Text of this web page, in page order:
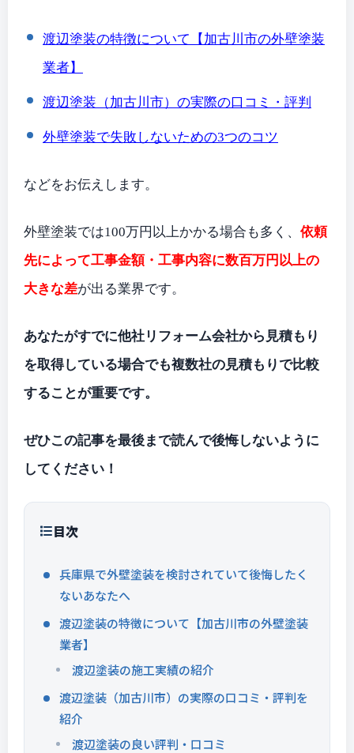
渡辺塗装の特徴について【加古川市の外壁塗装
業者】
渡辺塗装（加古川市） の実際の口コミ・評判
外壁塗装で失敗しないための3つのコツ
などをお伝えします。
外壁塗装では100万円以上かかる場合も多く、 依頼
先によって工事金額・工事内容に数百万円以上の
大きな差が出る業界です。
あなたがすでに他社リフォーム会社から見積もり
を取得している場合でも複数社の見積もりで比較
することが重要です。
ぜひこの記事を最後まで読んで後悔しないように
してください！
目次
兵庫県で外壁塗装を検討されていて後悔したく
ないあなたへ
渡辺塗装の特徴について【加古川市の外壁塗装
業者】
渡辺塗装の施工実績の紹介
渡辺塗装（加古川市）の実際の口コミ・評判を
紹介
渡辺塗装の良い評判・口コミ